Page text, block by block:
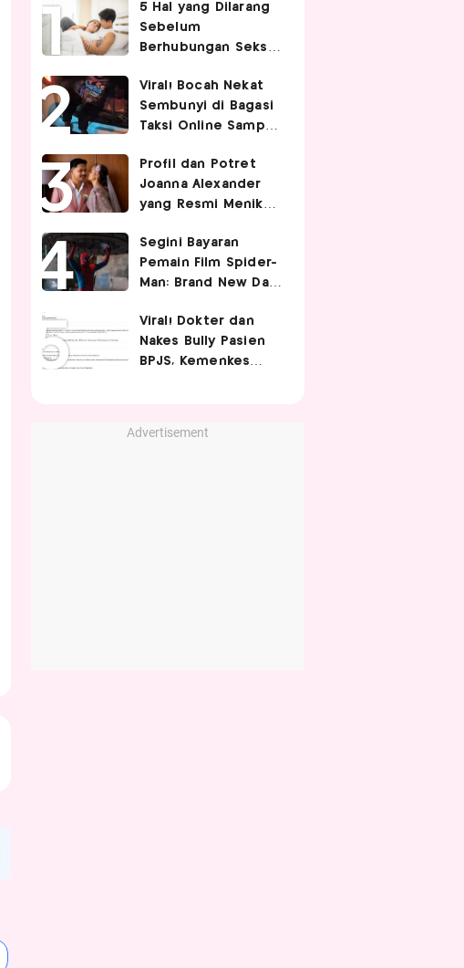
5 Hal yang Dilarang
Sebelum
Berhubungan Seks
dan Aman
Viral! Bocah Nekat
Sembunyi di Bagasi
Taksi Online Sampai
Driver Kaget
Profil dan Potret
Joanna Alexander
yang Resmi Menikah
Christover
Segini Bayaran
Pemain Film Spider-
Man: Brand New Day,
Termahal Tembus
Rp350 Miliar
Viral! Dokter dan
Nakes Bully Pasien
BPJS, Kemenkes
Advertisement